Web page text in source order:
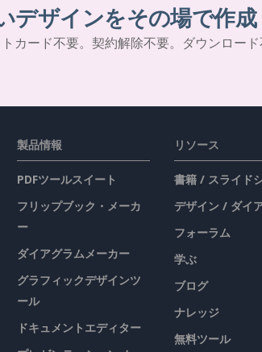
デザインをその場で作成
カード不要。契約解除不要。ダウンロー
製品情報
PDFツールスイート
フリップブック・メーカ
ー
ダイアグラムメーカー
グラフィックデザインツ
ール
ドキュメントエディター
リソース
書籍 / スライド
デザイン / ダイ
フォーラム
学ぶ
ブログ
ナレッジ
無料ツール